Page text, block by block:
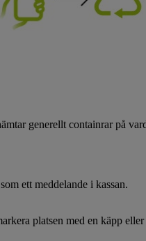
generellt containrar på
ett meddelande i kassan.
platsen med en käpp